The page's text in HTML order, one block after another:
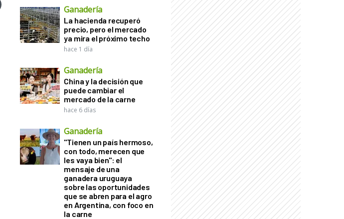
Ganadería
La hacienda recuperó
precio, pero el mercado
ya mira el próximo techo
hace 1 día
Ganadería
China y la decisión que
puede cambiar el
mercado de la carne
hace 6 días
Ganadería
"Tienen un país hermoso,
con todo, merecen que
les vaya bien": el
mensaje de una
ganadera uruguaya
sobre las oportunidades
que se abren para el agro
en Argentina, con foco en
la carne